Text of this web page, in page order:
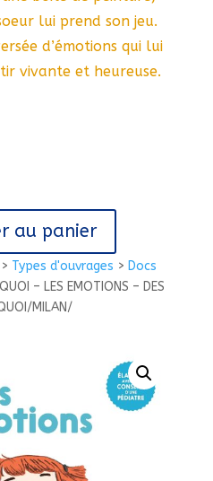
> Types d'ouvrages > Docs
– LES EMOTIONS – DES
MILAN/
lui prend son jeu.
d’émotions qui lui
vivante et heureuse.
au panier